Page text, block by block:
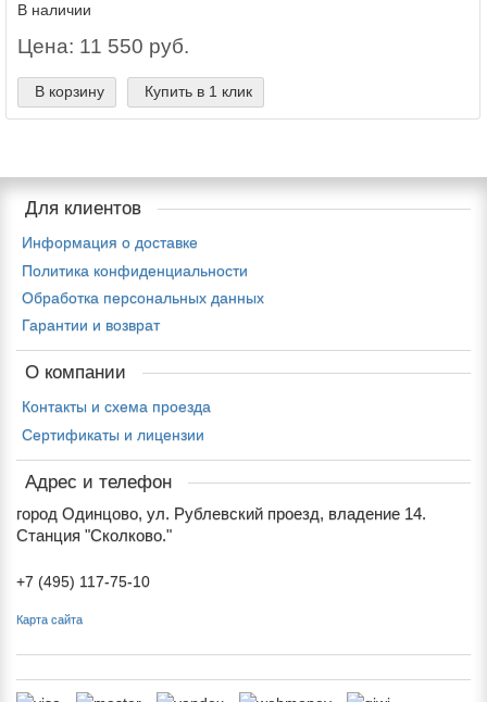
В наличии
Цена: 11 550 руб.
В корзину Купить в 1 клик
Для клиентов
Информация о доставке
Политика конфиденциальности
Обработка персональных данных
Гарантии и возврат
О компании
Контакты и схема проезда
Сертификаты и лицензии
Адрес и телефон
город Одинцово, ул. Рублевский проезд, владение 14.
Станция "Сколково."
+7 (495) 117-75-10
Карта сайта